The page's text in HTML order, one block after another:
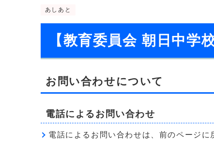
あしあと
【教育委員会 朝日中学
お問い合わせについて
電話によるお問い合わせ
電話によるお問い合わせは、前のページに